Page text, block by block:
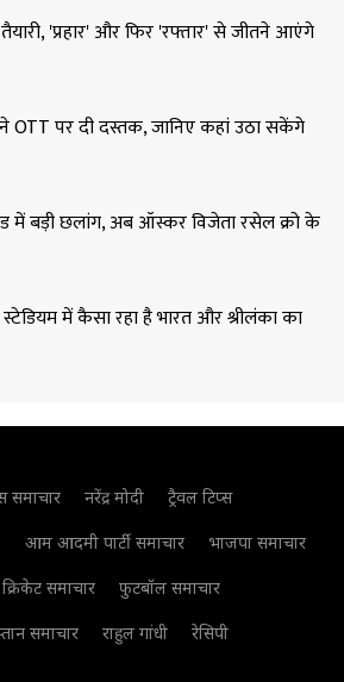
'प्रहार' और फिर 'रफ्तार' से जीतने आएंगे
पर दी दस्तक, जानिए कहां उठा सकेंगे
में बड़ी छलांग, अब ऑस्कर विजेता रसेल क्रो के
में कैसा रहा है भारत और श्रीलंका का
समाचार नरेंद्र मोदी
ट्रैवल टिप्स
आम आदमी पार्टी समाचार
भाजपा समाचार
क्रिकेट समाचार
फुटबॉल समाचार
समाचार राहुल गांधी
रेसिपी